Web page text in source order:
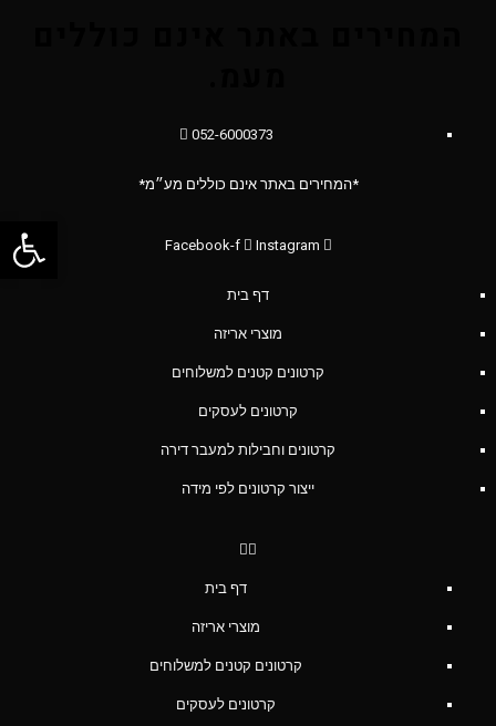
052-6000373
*המחירים באתר אינם כוללים מע״מ*
Facebook-f Instagram
דף בית
מוצרי אריזה
קרטונים קטנים למשלוחים
קרטונים לעסקים
קרטונים וחבילות למעבר דירה
ייצור קרטונים לפי מידה
דף בית
מוצרי אריזה
קרטונים קטנים למשלוחים
קרטונים לעסקים
פתח